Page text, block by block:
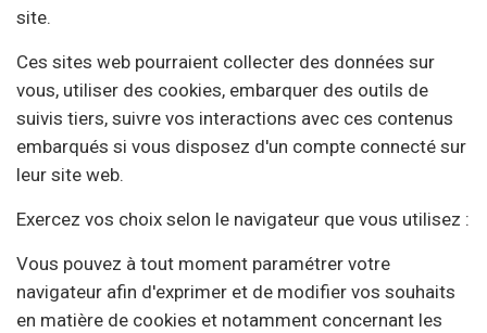
site.
Ces sites web pourraient collecter des données sur
vous, utiliser des cookies, embarquer des outils de
suivis tiers, suivre vos interactions avec ces contenus
embarqués si vous disposez d'un compte connecté sur
leur site web.
Exercez vos choix selon le navigateur que vous utilisez :
Vous pouvez à tout moment paramétrer votre
navigateur afin d'exprimer et de modifier vos souhaits
en matière de cookies et notamment concernant les